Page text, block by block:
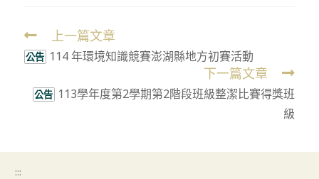
Read
more
上一篇文章
公告 114 年環境知識競賽澎湖縣地方初賽活動
下一篇文章
公告 113學年度第2學期第2階段班級整潔比賽得獎班
級
:::